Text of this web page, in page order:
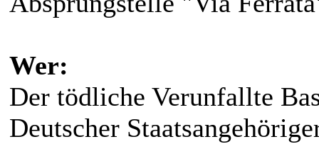
Wer:
Der tödliche Verunfallte
Deutscher